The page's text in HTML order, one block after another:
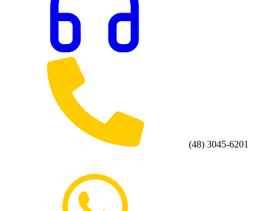
(48) 3045-6201